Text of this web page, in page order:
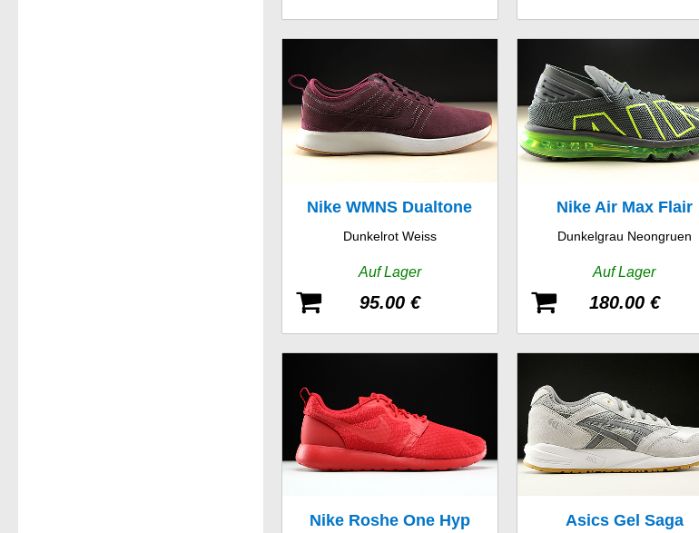
Nike WMNS Dualtone
Racer SE
Dunkelrot Weiss
Auf Lager
95.00 €
Nike Air Max Flair
Dunkelgrau Neongruen
Auf Lager
180.00 €
Nike Roshe One Hyp Asics Gel Saga